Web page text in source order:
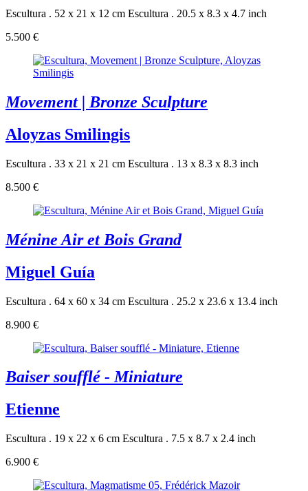
Escultura . 52 x 21 x 12 cm Escultura . 20.5 x 8.3 x 4.7 inch
5.500 €
Movement | Bronze Sculpture
Aloyzas Smilingis
Escultura . 33 x 21 x 21 cm Escultura . 13 x 8.3 x 8.3 inch
8.500 €
Ménine Air et Bois Grand
Miguel Guía
Escultura . 64 x 60 x 34 cm Escultura . 25.2 x 23.6 x 13.4 inch
8.900 €
Baiser soufflé - Miniature
Etienne
Escultura . 19 x 22 x 6 cm Escultura . 7.5 x 8.7 x 2.4 inch
6.900 €